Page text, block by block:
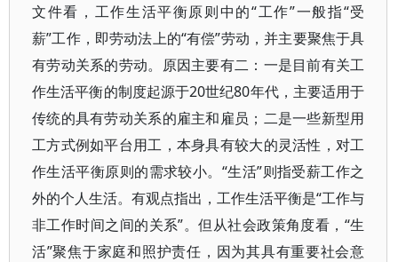
文件看，工作生活平衡原则中的“工作”一般指“受
薪”工作，即劳动法上的“有偿”劳动，并主要聚焦于具
有劳动关系的劳动。原因主要有二：一是目前有关工
作生活平衡的制度起源于20世纪80年代，主要适用于
传统的具有劳动关系的雇主和雇员；二是一些新型用
工方式例如平台用工，本身具有较大的灵活性，对工
作生活平衡原则的需求较小。“生活”则指受薪工作之
外的个人生活。有观点指出，工作生活平衡是“工作与
非工作时间之间的关系”。但从社会政策角度看，“生
活”聚焦于家庭和照护责任，因为其具有重要社会意